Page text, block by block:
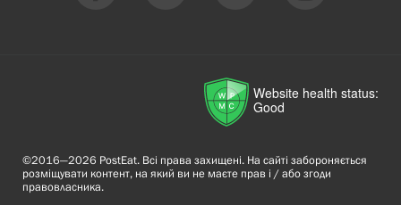
Website health status:
Good
©2016—2026 PostEat. Всі права захищені. На сайті забороняється
розміщувати контент, на який ви не маєте прав і / або згоди
правовласника.